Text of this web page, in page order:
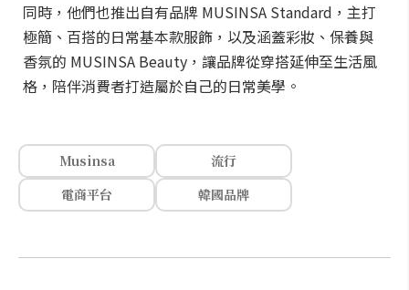
同時，他們也推出自有品牌 MUSINSA Standard，主打
極簡、百搭的日常基本款服飾，以及涵蓋彩妝、保養與
香氛的 MUSINSA Beauty，讓品牌從穿搭延伸至生活風
格，陪伴消費者打造屬於自己的日常美學。
Musinsa
流行
電商平台
韓國品牌